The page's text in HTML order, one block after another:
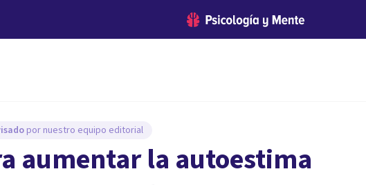
por nuestro equipo editorial
aumentar la autoestima